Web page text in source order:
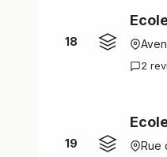
18
2
19 Rue